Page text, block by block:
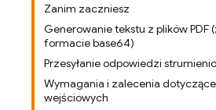
Zanim zaczniesz
Generowanie tekstu z plików PDF
formacie base64)
Przesyłanie odpowiedzi
Wymagania i zalecenia
wejściowych